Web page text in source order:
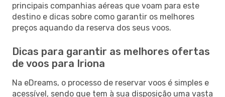
principais companhias aéreas que voam para este
destino e dicas sobre como garantir os melhores
preços aquando da reserva dos seus voos.
Dicas para garantir as melhores ofertas
de voos para Iriona
Na eDreams, o processo de reservar voos é simples e
acessível, sendo que tem à sua disposição uma vasta